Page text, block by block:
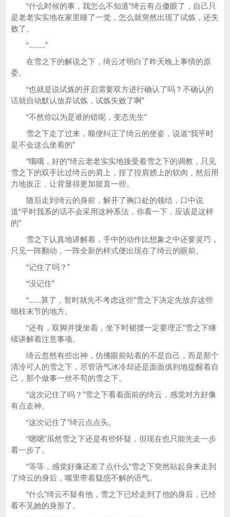
“什么时候的事，我怎么不知道”绮云有点傻眼了，自己只
是老老实实地在家里睡了一觉，怎么就突然出现了试炼，还失
败了。
“........”
在雪之下的解说之下，绮云才明白了昨天晚上事情的原
委。
“也就是说试炼的开启需要双方进行确认了吗？不确认的
话就自动默认放弃试炼，试炼失败了啊”
“不然你以为是谁的错呢，变态先生”
雪之下走了过来，顺便纠正了绮云的坐姿，说道“我平时
是不会这么坐着的”
“哦哦，好的”绮云老老实实地接受着雪之下的调教，只见
雪之下的双手比过绮云的肩上，捏了捏肩膀上的软肉，然后用
力地扳正，让背显得更加挺直一些。
随后走到绮云的身前，解开了胸口处的领结，口中说
道“平时我系的话不会采用这种系法，你看一下，应该是这样
的”
雪之下认真地讲解着，手中的动作比想象之中还要灵巧，
只见一阵翻动，一阵全新的样式便出现在了绮云的眼前。
“记住了吗？”
“没记住”
“......算了，暂时就先不考虑这些”雪之下决定先放弃这些
细枝末节的地方。
“还有，双脚并拢坐着，坐下时裙摆一定要理正”雪之下继
续讲解着注意事项。
绮云忽然有些出神，仿佛眼前站着的不是自己，而是那个
清冷可人的雪之下，尽管语气冰冷却还是面面俱到地提醒着自
己，那个做事一丝不苟的雪之下。
“这次记住了吗？”雪之下看着面前的绮云，感觉对方好像
有点走神。
“这次记住了”绮云点点头。
“嗯嗯”虽然雪之下还是有些怀疑，但现在也只能先走一步
看一步了。
“等等，感觉好像还差了点什么”雪之下突然站起身来走到
了绮云的身后，嘴里带着疑惑不解的语气。
“什么”绮云不疑有他，雪之下已经走到了他的身后，已经
看不见她的身形了。